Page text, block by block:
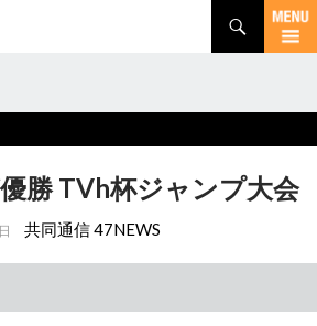
勝 TVh杯ジャンプ大会
共同通信 47NEWS